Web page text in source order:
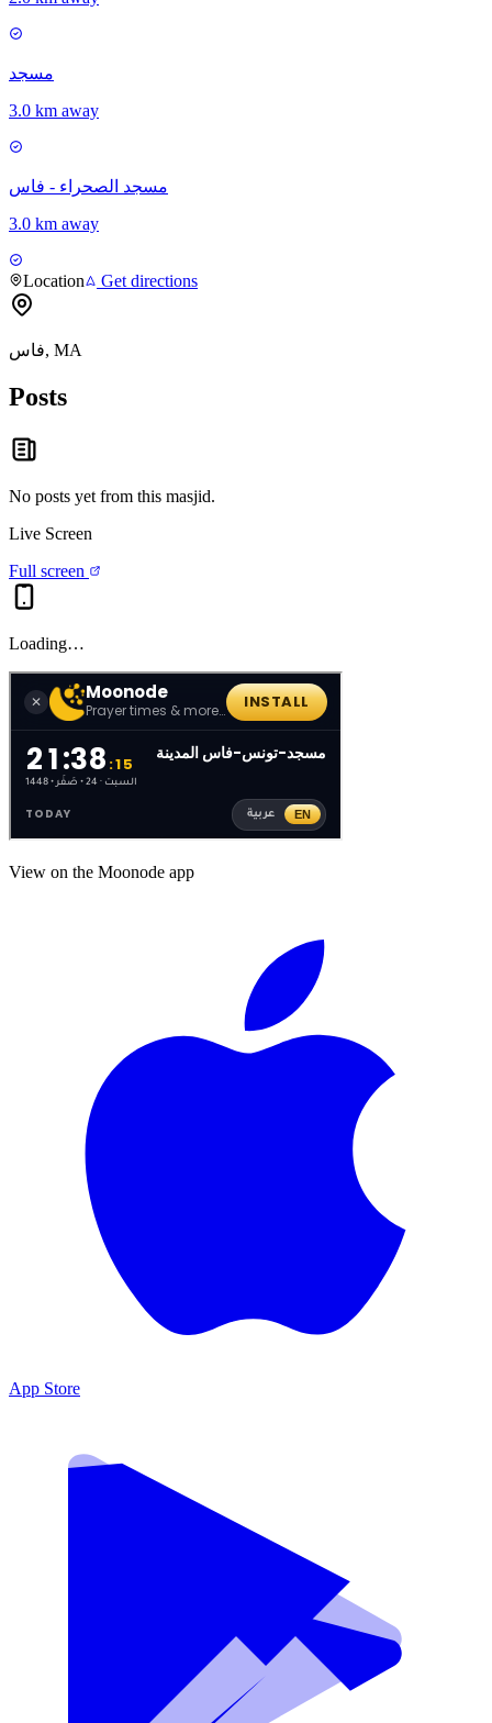
مسجد
3.0 km away
مسجد الصحراء - فاس
3.0 km away
Location Get directions
فاس, MA
Posts
No posts yet from this masjid.
Live Screen
Full screen
Loading…
View on the Moonode app
App Store